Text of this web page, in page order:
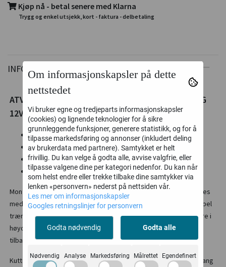
Kjøp nå - betal senere med Klarna
Trygg og enkel utsjekk, kort - faktura - delbetaling
INFORMASJON
ATV BEITEPUSSER PREMIUM - MED 18HK MOTOR OG
12V ELEKTRISK START!
Slagklipper med hammerslag til ATV, UTV og traktor.
Arbeidsbredde 1200 mm
Klippetykkelse på 1cm
Leveres med 28 stk hammerkniver
Monter hjul for stabilitet og fleksibilitet etter ønske. Kan monteres
med hjul bakover og innover som gjør lett tilkomst til for eksempel
trær / kanter Store luftgummihjul (16–6,50x8) Hjulene er justerbare i
høyden med fjærlåst sveiv for å hindre at sveiven beveger seg
tilbake på grunn av vibrasjoner. 2100-2500 kvm i timen.
Kuttehøyde; 25-70mm Slepemeier på sidene for stabil og jevn gang
Om informasjonskapsler på dette
nettstedet
Vi bruker egne og tredjeparts informasjonskapsler
(cookies) og lignende teknologier for å sikre
grunnleggende funksjoner, generere statistikk, og for å
tilpasse markedsføring og annonser (inkludert deling
av brukerdata med partnere). Samtykket er helt
frivillig. Du kan velge å godta alle, avvise valgfrie, eller
tilpasse valgene dine per kategori nedenfor. Du kan når
som helst endre eller trekke tilbake dine samtykker via
lenken «personvern» nederst på nettsiden vår.
Les mer om informasjonskapsler
Googles retningslinjer for personvern
Godta nødvendig Godta alle
Nødvendig Analyse Markedsføring Målrettet Egendefinert